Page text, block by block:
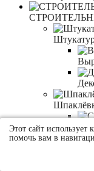
Этот сайт
помочь вам в